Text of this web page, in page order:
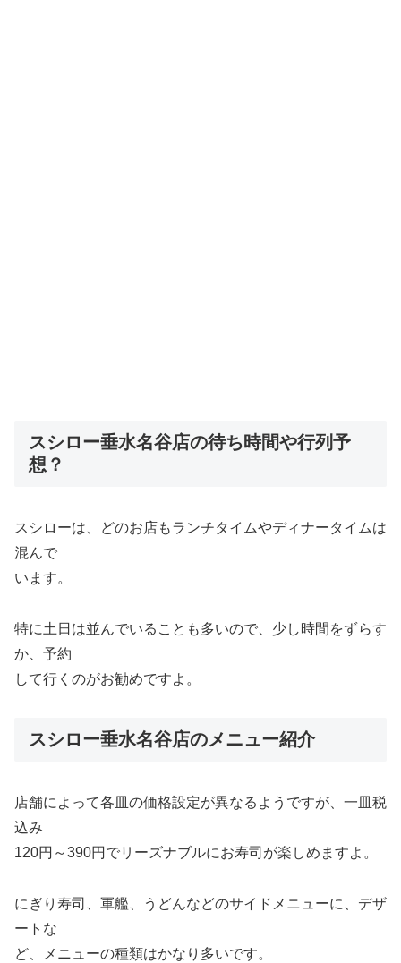
スシロー垂水名谷店の待ち時間や行列予
想？
スシローは、どのお店もランチタイムやディナータイムは
混んで
います。
特に土日は並んでいることも多いので、少し時間をずらす
か、予約
して行くのがお勧めですよ。
スシロー垂水名谷店のメニュー紹介
店舗によって各皿の価格設定が異なるようですが、一皿税
込み
120円～390円でリーズナブルにお寿司が楽しめますよ。
にぎり寿司、軍艦、うどんなどのサイドメニューに、デザ
ートな
ど、メニューの種類はかなり多いです。